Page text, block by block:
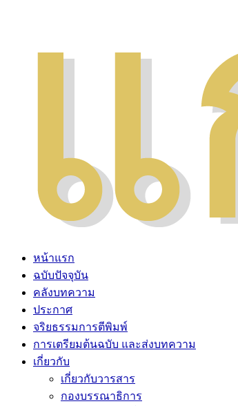
หน้าแรก
ฉบับปัจจุบัน
คลังบทความ
ประกาศ
จริยธรรมการตีพิมพ์
การเตรียมต้นฉบับ และส่งบทความ
เกี่ยวกับ
เกี่ยวกับวารสาร
กองบรรณาธิการ